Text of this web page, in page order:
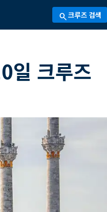
search크루즈 검색
일 크루즈